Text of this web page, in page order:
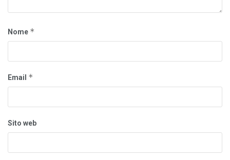
Nome *
Email *
Sito web